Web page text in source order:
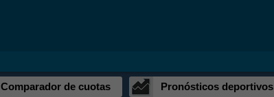
Comparador de cuotas Pronósticos deportivos